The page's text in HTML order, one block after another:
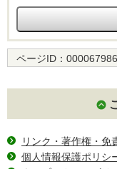
ページID： 000067986
リンク・著作権・免
個人情報保護ポリシ